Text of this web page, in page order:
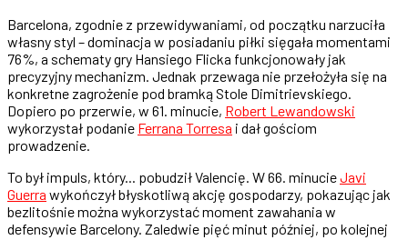
Barcelona, zgodnie z przewidywaniami, od początku narzuciła
własny styl – dominacja w posiadaniu piłki sięgała momentami
76%, a schematy gry Hansiego Flicka funkcjonowały jak
precyzyjny mechanizm. Jednak przewaga nie przełożyła się na
konkretne zagrożenie pod bramką Stole Dimitrievskiego.
Dopiero po przerwie, w 61. minucie, Robert Lewandowski
wykorzystał podanie Ferrana Torresa i dał gościom
prowadzenie.
To był impuls, który... pobudził Valencię. W 66. minucieJavi
Guerra wykończył błyskotliwą akcję gospodarzy, pokazując jak
bezlitośnie można wykorzystać moment zawahania w
defensywie Barcelony. Zaledwie pięć minut później, po kolejnej